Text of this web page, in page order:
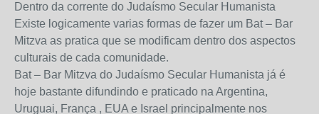
Dentro da corrente do Judaísmo Secular Humanista
Existe logicamente varias formas de fazer um Bat – Bar
Mitzva as pratica que se modificam dentro dos aspectos
culturais de cada comunidade.
Bat – Bar Mitzva do Judaísmo Secular Humanista já é
hoje bastante difundindo e praticado na Argentina,
Uruguai, França , EUA e Israel principalmente nos